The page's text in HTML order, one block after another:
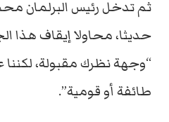
ثم تدخل رئيس البرلمان
حديثا، محاولا إيقاف هذا
“وجهة نظرك مقبولة، لكننا
طائفة أو قومية”.